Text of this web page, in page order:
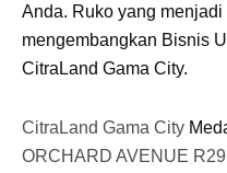
Anda. Ruko yang
mengembangkan Bisnis
CitraLand Gama City.
CitraLand Gama City
ORCHARD AVENUE